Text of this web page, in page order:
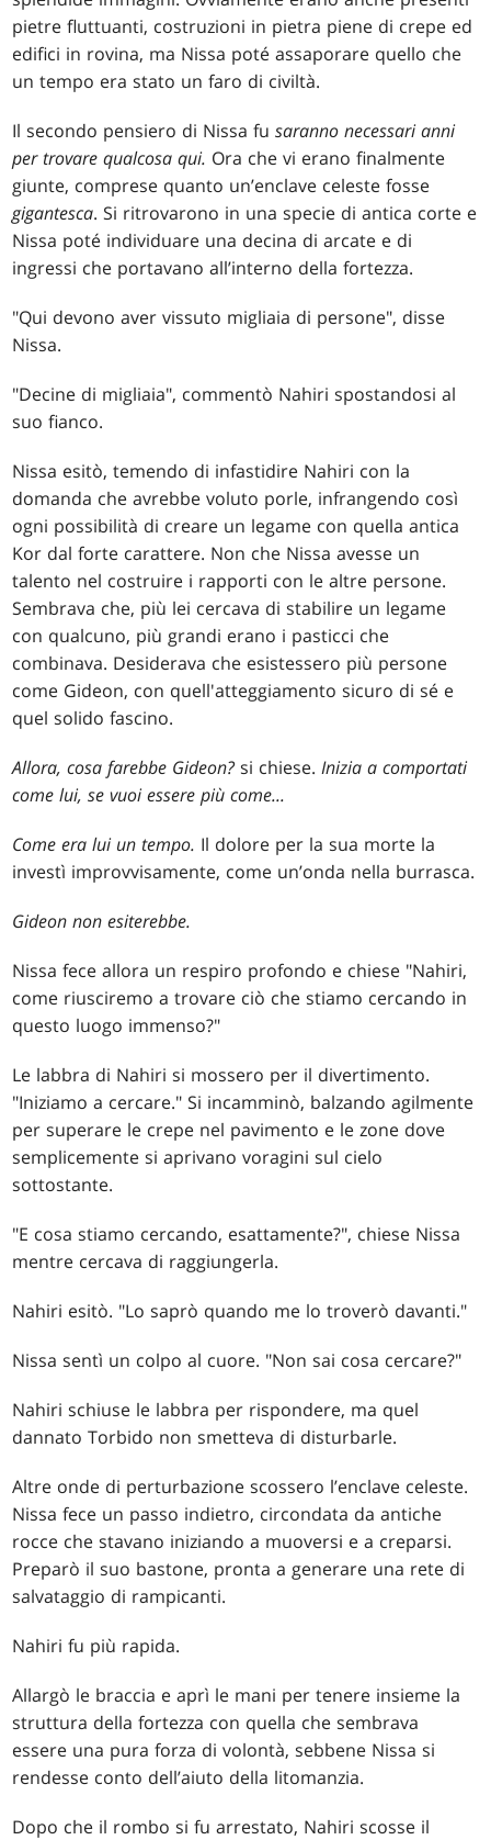
pietre fluttuanti, costruzioni in pietra piene di crepe ed
edifici in rovina, ma Nissa poté assaporare quello che
un tempo era stato un faro di civiltà.
Il secondo pensiero di Nissa fusaranno necessari anni
per trovare qualcosa qui. Ora che vi erano finalmente
giunte, comprese quanto un’enclave celeste fosse
gigantesca. Si ritrovarono in una specie di antica corte e
Nissa poté individuare una decina di arcate e di
ingressi che portavano all’interno della fortezza.
"Qui devono aver vissuto migliaia di persone", disse
Nissa.
"Decine di migliaia", commentò Nahiri spostandosi al
suo fianco.
Nissa esitò, temendo di infastidire Nahiri con la
domanda che avrebbe voluto porle, infrangendo così
ogni possibilità di creare un legame con quella antica
Kor dal forte carattere. Non che Nissa avesse un
talento nel costruire i rapporti con le altre persone.
Sembrava che, più lei cercava di stabilire un legame
con qualcuno, più grandi erano i pasticci che
combinava. Desiderava che esistessero più persone
come Gideon, con quell'atteggiamento sicuro di sé e
quel solido fascino.
Allora, cosa farebbe Gideon?si chiese.Inizia a comportati
come lui, se vuoi essere più come...
Come era lui un tempo. Il dolore per la sua morte la
investì improvvisamente, come un’onda nella burrasca.
Gideon non esiterebbe.
Nissa fece allora un respiro profondo e chiese "Nahiri,
come riusciremo a trovare ciò che stiamo cercando in
questo luogo immenso?"
Le labbra di Nahiri si mossero per il divertimento.
"Iniziamo a cercare." Si incamminò, balzando agilmente
per superare le crepe nel pavimento e le zone dove
semplicemente si aprivano voragini sul cielo
sottostante.
"E cosa stiamo cercando, esattamente?", chiese Nissa
mentre cercava di raggiungerla.
Nahiri esitò. "Lo saprò quando me lo troverò davanti."
Nissa sentì un colpo al cuore. "Non sai cosa cercare?"
Nahiri schiuse le labbra per rispondere, ma quel
dannato Torbido non smetteva di disturbarle.
Altre onde di perturbazione scossero l’enclave celeste.
Nissa fece un passo indietro, circondata da antiche
rocce che stavano iniziando a muoversi e a creparsi.
Preparò il suo bastone, pronta a generare una rete di
salvataggio di rampicanti.
Nahiri fu più rapida.
Allargò le braccia e aprì le mani per tenere insieme la
struttura della fortezza con quella che sembrava
essere una pura forza di volontà, sebbene Nissa si
rendesse conto dell’aiuto della litomanzia.
Dopo che il rombo si fu arrestato, Nahiri scosse il